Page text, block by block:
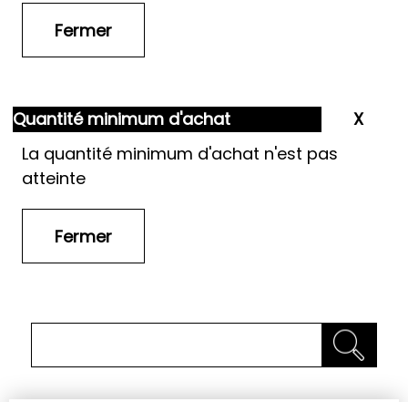
Quantité minimum d'achat
La quantité minimum d'achat n'est pas
atteinte